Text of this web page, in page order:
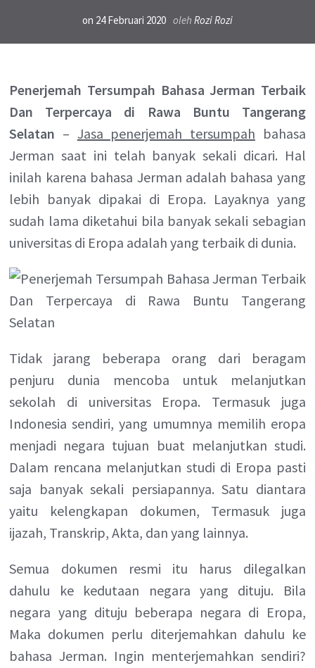
on 24 Februari 2020 oleh Rozi Rozi
Penerjemah Tersumpah Bahasa Jerman Terbaik
Dan Terpercaya di Rawa Buntu Tangerang
Selatan – Jasa penerjemah tersumpah bahasa
Jerman saat ini telah banyak sekali dicari. Hal
inilah karena bahasa Jerman adalah bahasa yang
lebih banyak dipakai di Eropa. Layaknya yang
sudah lama diketahui bila banyak sekali sebagian
universitas di Eropa adalah yang terbaik di dunia.
Tidak jarang beberapa orang dari beragam
penjuru dunia mencoba untuk melanjutkan
sekolah di universitas Eropa. Termasuk juga
Indonesia sendiri, yang umumnya memilih eropa
menjadi negara tujuan buat melanjutkan studi.
Dalam rencana melanjutkan studi di Eropa pasti
saja banyak sekali persiapannya. Satu diantara
yaitu kelengkapan dokumen, Termasuk juga
ijazah, Transkrip, Akta, dan yang lainnya.
Semua dokumen resmi itu harus dilegalkan
dahulu ke kedutaan negara yang dituju. Bila
negara yang dituju beberapa negara di Eropa,
Maka dokumen perlu diterjemahkan dahulu ke
bahasa Jerman. Ingin menterjemahkan sendiri?